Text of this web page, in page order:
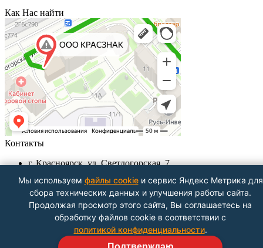
Как Нас найти
Контакты
г. Красноярск, ул. Светлогорская, 7
Пн-Пт с 9.00 - до 18.00
info@krasznak24.ru
Посмотреть на карте
Мы используем файлы cookieи сервис Яндекс Метрика для
сбора технических данных и улучшения работы сайта.
Продолжая просмотр этого сайта, Вы соглашаетесь на
обработку файлов cookie в соответствии с
политикой конфиденциальности.